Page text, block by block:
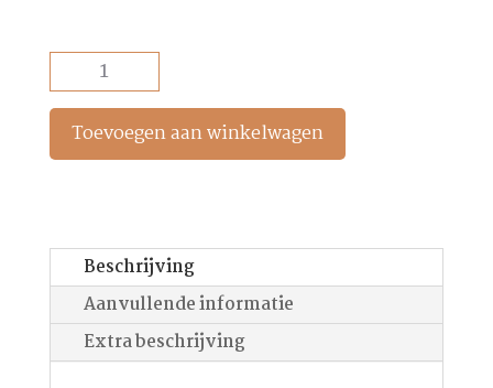
MultiVitamin
Thermofoliant
aantalToevoegen aan winkelwagen
Beschrijving
Aanvullende informatie
Extra beschrijving